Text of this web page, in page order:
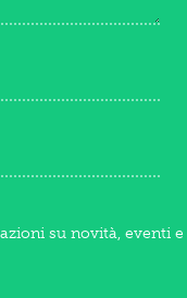
su novità, eventi e